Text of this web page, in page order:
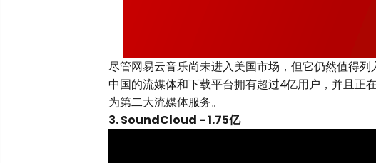
尽管网易云音乐尚未进入美国市场，但它仍然值得
中国的流媒体和下载平台拥有超过4亿用户，并且正
为第二大流媒体服务。
3. SoundCloud - 1.75亿